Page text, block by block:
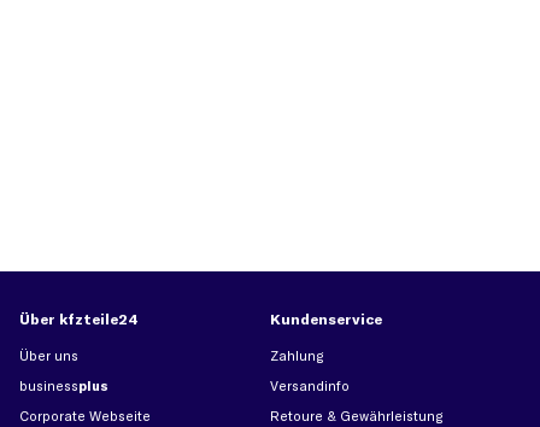
Über kfzteile24
Über uns
businessplus
Corporate Webseite
Kundenservice
Zahlung
Versandinfo
Retoure & Gewährleistung